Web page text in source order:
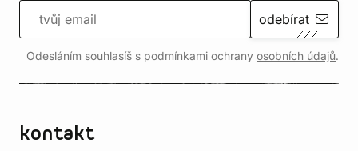
odebírat
Odesláním souhlasíš s podmínkami ochrany osobních údajů.
kontakt